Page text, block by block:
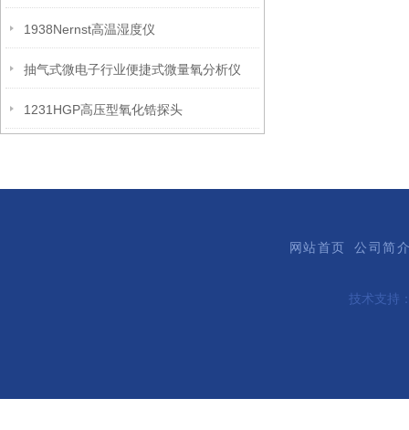
1938Nernst高温湿度仪
抽气式微电子行业便捷式微量氧分析仪
1231HGP高压型氧化锆探头
网站首页 公司简
技术支持